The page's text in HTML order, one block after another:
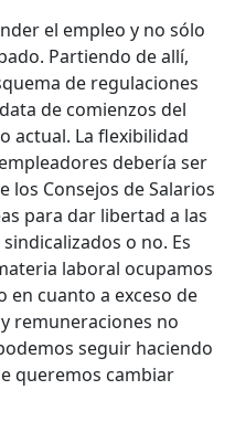
el empleo y no sólo
Partiendo de allí,
de regulaciones
de comienzos del
actual. La flexibilidad
debería ser
los Consejos de Salarios
para dar libertad a las
o no. Es
laboral ocupamos
en cuanto a exceso de
remuneraciones no
seguir haciendo
queremos cambiar